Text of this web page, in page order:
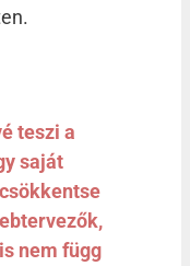
teszi a
saját
nem függ